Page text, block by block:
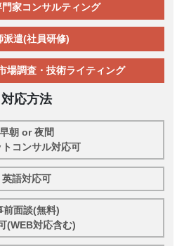
門家コンサルティング
派遣(社員研修)
場調査・技術ライティング
対応方法
早朝 or 夜間
トコンサル対応可
英語対応可
前面談(無料)
(WEB対応含む)